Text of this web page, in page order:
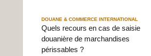
DOUANE & COMMERCE INTERNATIONAL
Quels recours en cas de saisie
douanière de marchandises
périssables ?